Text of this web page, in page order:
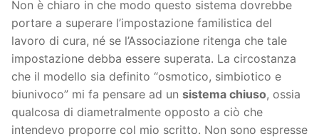
Non è chiaro in che modo questo sistema dovrebbe
portare a superare l’impostazione familistica del
lavoro di cura, né se l’Associazione ritenga che tale
impostazione debba essere superata. La circostanza
che il modello sia definito “osmotico, simbiotico e
biunivoco” mi fa pensare ad un sistema chiuso, ossia
qualcosa di diametralmente opposto a ciò che
intendevo proporre col mio scritto. Non sono espresse